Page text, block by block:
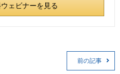
ェビナーを見る
前の記事